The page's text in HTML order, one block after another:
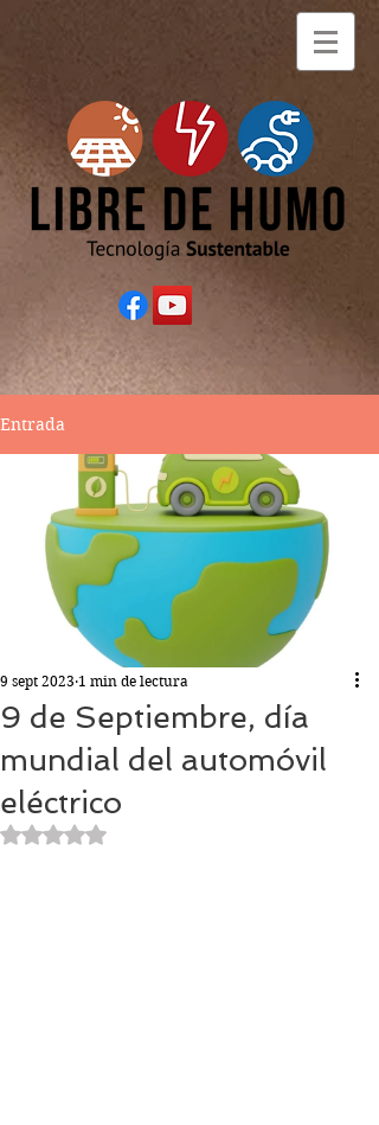
Entrada
9 de Septiembre, día
mundial del automóvil
eléctrico
9 sept 2023 1 min de lectura
Obtuvo NaN de 5 estrellas.